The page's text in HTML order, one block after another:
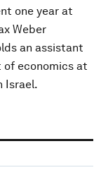
one year at
Weber
an assistant
economics at
Israel.